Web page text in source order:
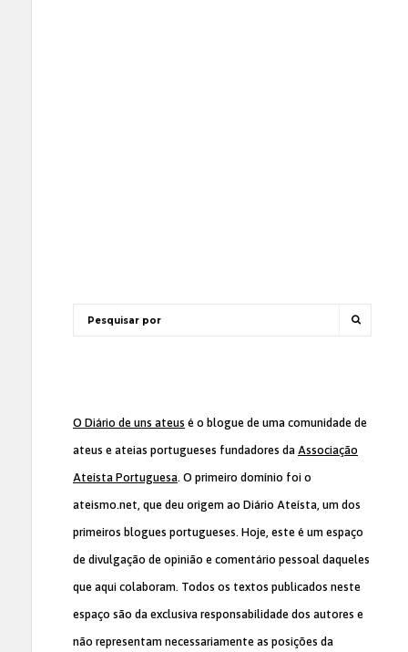
O Diário de uns ateus é o blogue de uma comunidade de
ateus e ateias portugueses fundadores da Associação
Ateísta Portuguesa. O primeiro domínio foi o
ateismo.net, que deu origem ao Diário Ateísta, um dos
primeiros blogues portugueses. Hoje, este é um espaço
de divulgação de opinião e comentário pessoal daqueles
que aqui colaboram. Todos os textos publicados neste
espaço são da exclusiva responsabilidade dos autores e
não representam necessariamente as posições da